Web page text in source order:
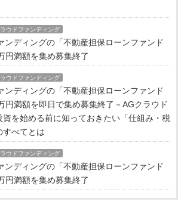
ウドファンディング
ンディングの「不動産担保ローンファンド
円満額を集め募集終了
ウドファンディング
ンディングの「不動産担保ローンファンド
円満額を即日で集め募集終了－AGクラウド
資を始める前に知っておきたい「仕組み・税
すべてとは
ウドファンディング
ンディングの「不動産担保ローンファンド
円満額を集め募集終了